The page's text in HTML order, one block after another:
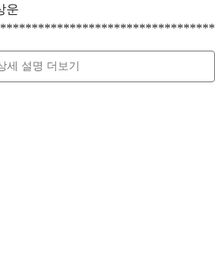
운
세 설명 더보기